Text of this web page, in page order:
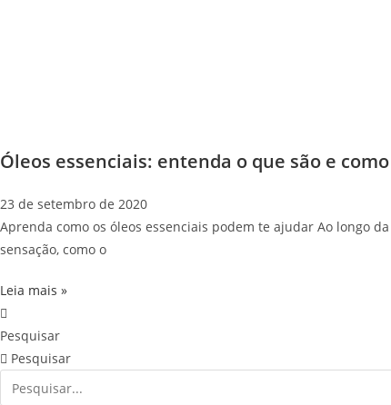
Óleos essenciais: entenda o que são e
23 de setembro de 2020
Aprenda como os óleos essenciais podem te ajudar Ao longo
sensação, como o
Leia mais »
Pesquisar
Pesquisar